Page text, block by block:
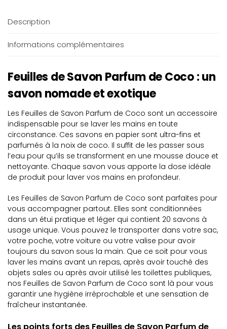
Description
Informations complémentaires
Feuilles de Savon Parfum de Coco : un
savon nomade et exotique
Les Feuilles de Savon Parfum de Coco sont un accessoire
indispensable pour se laver les mains en toute
circonstance. Ces savons en papier sont ultra-fins et
parfumés à la noix de coco. Il suffit de les passer sous
l’eau pour qu’ils se transforment en une mousse douce et
nettoyante. Chaque savon vous apporte la dose idéale
de produit pour laver vos mains en profondeur.
Les Feuilles de Savon Parfum de Coco sont parfaites pour
vous accompagner partout. Elles sont conditionnées
dans un étui pratique et léger qui contient 20 savons à
usage unique. Vous pouvez le transporter dans votre sac,
votre poche, votre voiture ou votre valise pour avoir
toujours du savon sous la main. Que ce soit pour vous
laver les mains avant un repas, après avoir touché des
objets sales ou après avoir utilisé les toilettes publiques,
nos Feuilles de Savon Parfum de Coco sont là pour vous
garantir une hygiène irréprochable et une sensation de
fraîcheur instantanée.